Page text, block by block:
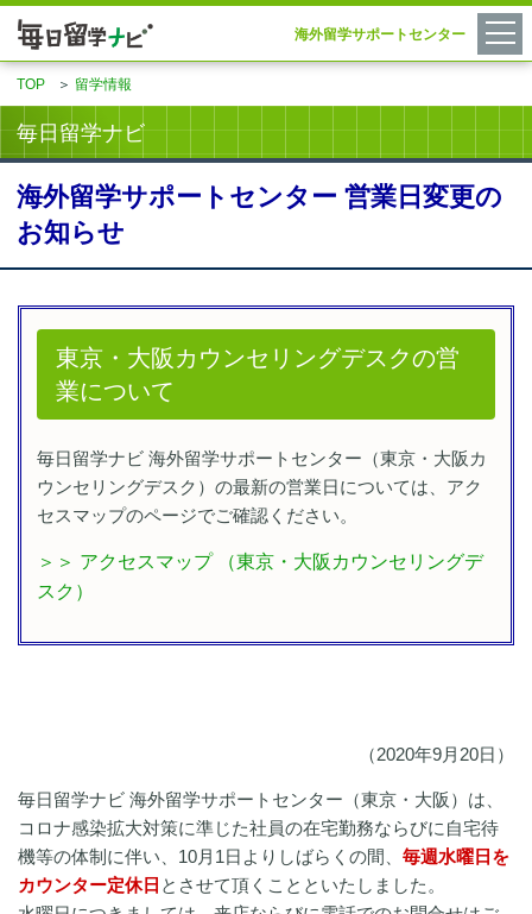
海外留学サポートセンター
TOP ＞ 留学情報
毎日留学ナビ
海外留学サポートセンター 営業日変更の
お知らせ
東京・大阪カウンセリングデスクの営
業について
毎日留学ナビ 海外留学サポートセンター（東京・大阪カ
ウンセリングデスク）の最新の営業日については、アク
セスマップのページでご確認ください。
＞＞ アクセスマップ （東京・大阪カウンセリングデ
スク）
​（2020年9月20日）
毎日留学ナビ 海外留学サポートセンター（東京・大阪）は、
コロナ感染拡大対策に準じた社員の在宅勤務ならびに自宅待
機等の体制に伴い、10月1日よりしばらくの間、 毎週水曜日を
カウンター定休日 とさせて頂くことといたしました。